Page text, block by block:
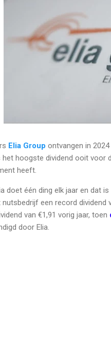
Elia Group ontvangen in
het hoogste dividend ooit voor
heeft.
doet één ding elk jaar en dat
een record dividend
van €1,91 vorig jaar, toen
door Elia.